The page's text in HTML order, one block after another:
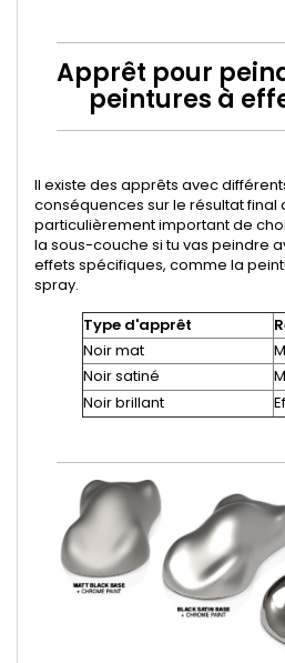
Apprêt pour
peintures à
Il existe des apprêts avec
conséquences sur le résultat final
particulièrement important de
la sous-couche si tu vas peindre
effets spécifiques, comme la
spray.
Type d'apprêt
Noir mat
Noir satiné
Noir brillant